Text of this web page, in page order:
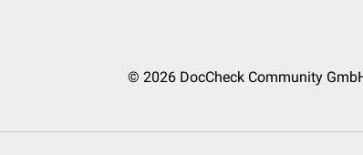
© 2026 DocCheck Community